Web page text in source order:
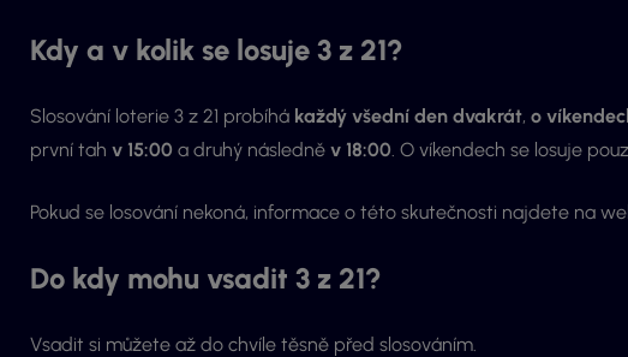
Kdy a v kolik se losuje 3 z 21?
Slosování loterie 3 z 21 probíhá každý všední den dvakrát, o
první tah v 15:00 a druhý následně v 18:00. O víkendech se losuje
Pokud se losování nekoná, informace o této skutečnosti najdete na
Do kdy mohu vsadit 3 z 21?
Vsadit si můžete až do chvíle těsně před slosováním.